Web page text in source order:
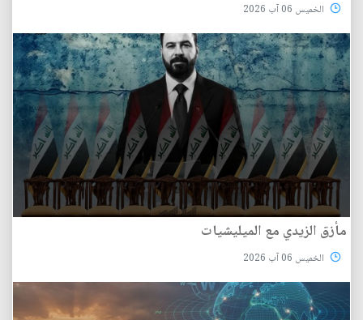
الخميس 06 آب 2026
مأزق الزيدي مع الميليشيات
الخميس 06 آب 2026